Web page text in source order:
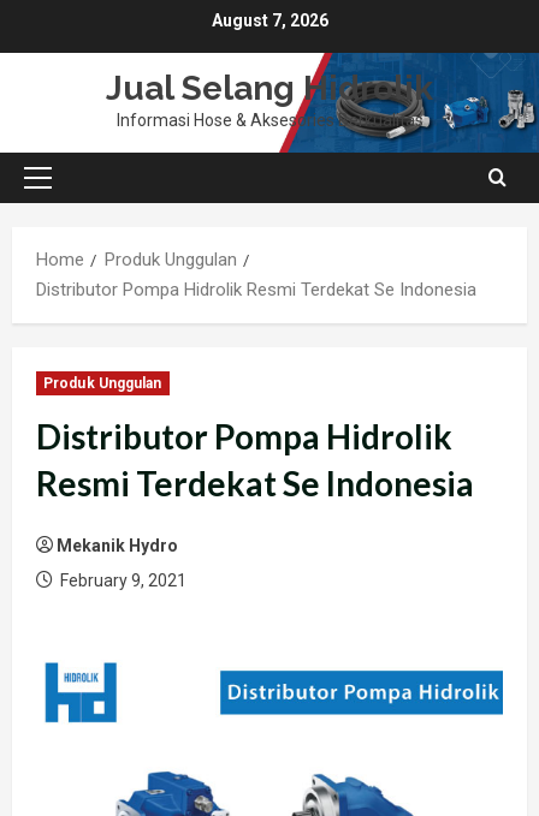
to
August 7, 2026
Jual Selang Hidrolik
Informasi Hose & Aksesories Berkualitas
Primary
Home
Produk Unggulan
Distributor Pompa Hidrolik Resmi Terdekat Se Indonesia
Produk Unggulan
Distributor Pompa Hidrolik
Resmi Terdekat Se Indonesia
Mekanik Hydro
February 9, 2021